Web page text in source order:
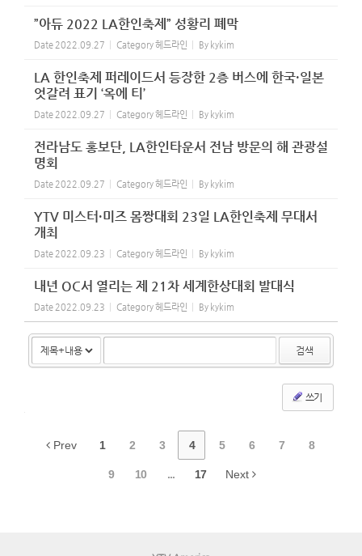
”아듀 2022 LA한인축제” 성황리 폐막
Date 2022.09.27 Category헤드라인 By kykim
LA 한인축제 퍼레이드서 등장한 2층 버스에 한국·일본
엇갈려 표기 ‘옥에 티’
Date 2022.09.27 Category헤드라인 By kykim
전라남도 홍보단, LA한인타운서 전남 방문의 해 관광설
명회
Date 2022.09.27 Category헤드라인 By kykim
YTV 미스터·미즈 몸짱대회 23일 LA한인축제 무대서
개최
Date 2022.09.23 Category헤드라인 By kykim
내년 OC서 열리는 제 21차 세계한상대회 발대식
Date 2022.09.23 Category헤드라인 By kykim
검색
쓰기
Prev 1 2 3 4 5 6 7 8
9 10 ... 17 Next